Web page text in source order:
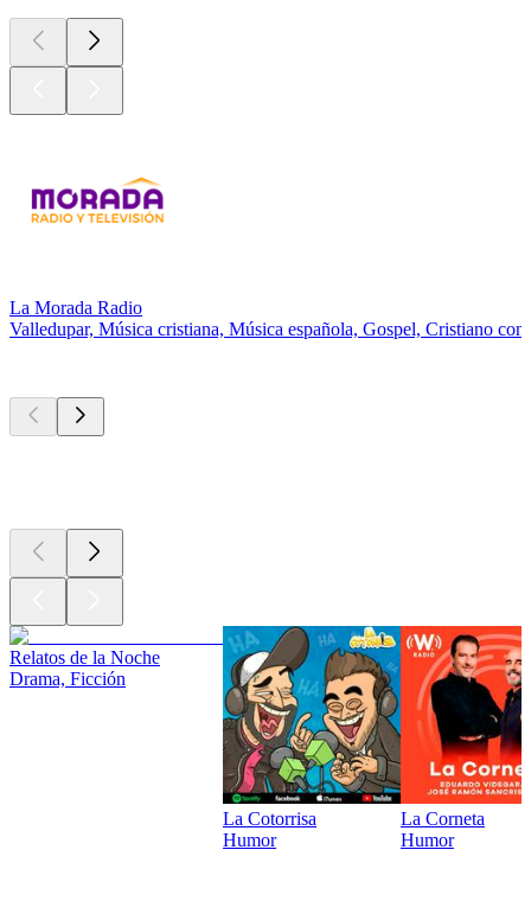
La Morada Radio
Valledupar, Música cristiana, Música española, Gospel, Cristiano
Relatos de la Noche
Drama, Ficción
La Cotorrisa
Humor
La Corneta
Humor